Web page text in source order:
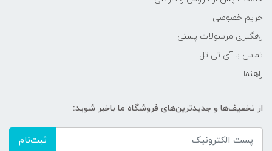
حریم خصوصی
رهگیری مرسولات پستی
تماس با آی تی تل
راهنما
از تخفیف‌ها و جدیدترین‌های فروشگاه ما باخبر شوید:
ثبت‌نام